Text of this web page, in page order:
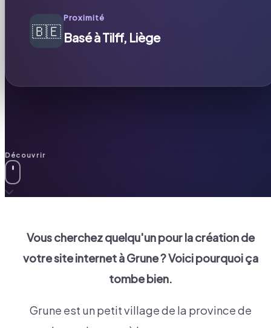
🇧🇪
Proximité
Basé à Tilff, Liège
Découvrir
Vous cherchez quelqu'un pour la création de
votre site internet àGrune? Voici pourquoi ça
tombe bien.
Grune est un petit village de la province de